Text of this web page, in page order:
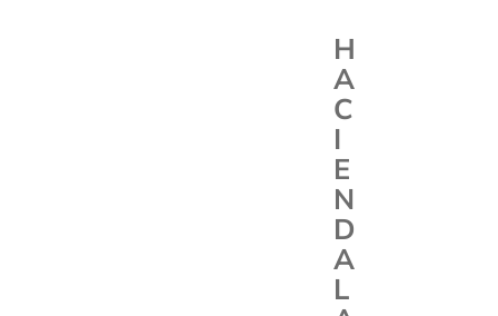
H
A
C
I
E
N
D
A
L